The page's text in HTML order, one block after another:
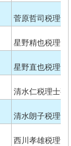
菅原哲司税理士
星野精也税理士
星野直也税理士
清水仁税理士事
清水朗子税理士
西川孝雄税理士